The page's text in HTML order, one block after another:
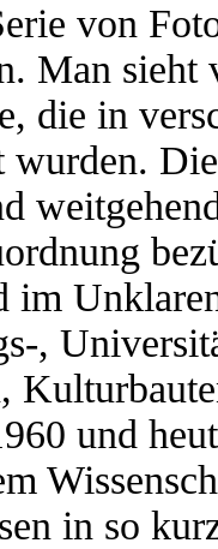
von
Man
die in
im
,
und
in so